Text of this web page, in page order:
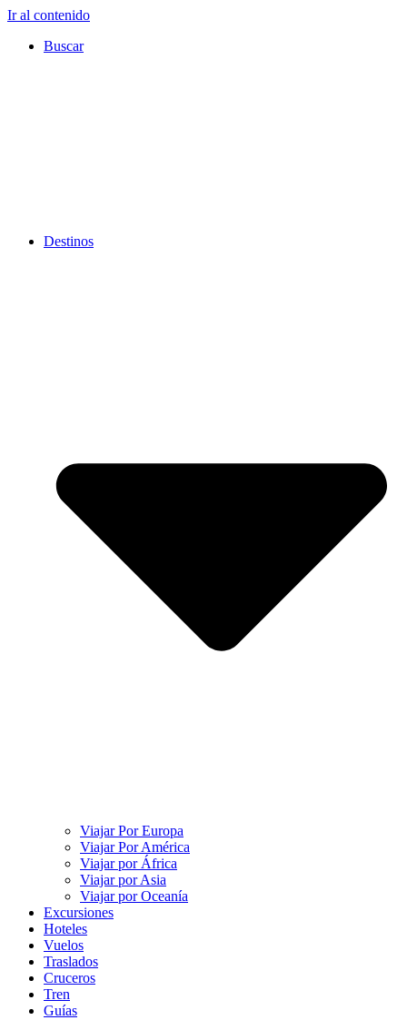
Ir al contenido
Buscar
Destinos
Viajar Por Europa
Viajar Por América
Viajar por África
Viajar por Asia
Viajar por Oceanía
Excursiones
Hoteles
Vuelos
Traslados
Cruceros
Tren
Guías